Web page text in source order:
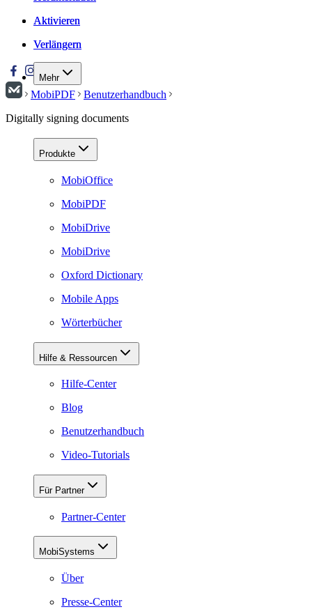
Aktivieren
Verlängern
Mehr
Aktivieren
Verlängern
MobiPDF
Benutzerhandbuch
Digitally signing documents
Produkte
MobiOffice
MobiPDF
MobiDrive
MobiDrive
Oxford Dictionary
Mobile Apps
Wörterbücher
Hilfe & Ressourcen
Hilfe-Center
Blog
Benutzerhandbuch
Video-Tutorials
Für Partner
Partner-Center
MobiSystems
Über
Presse-Center